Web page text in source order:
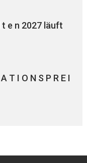
t e n 2027 läuft
T I O N S P R E I